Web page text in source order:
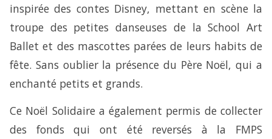
inspirée des contes Disney, mettant en scène la
troupe des petites danseuses de la School Art
Ballet et des mascottes parées de leurs habits de
fête. Sans oublier la présence du Père Noël, qui a
enchanté petits et grands.
Ce Noël Solidaire a également permis de collecter
des fonds qui ont été reversés à la FMPS